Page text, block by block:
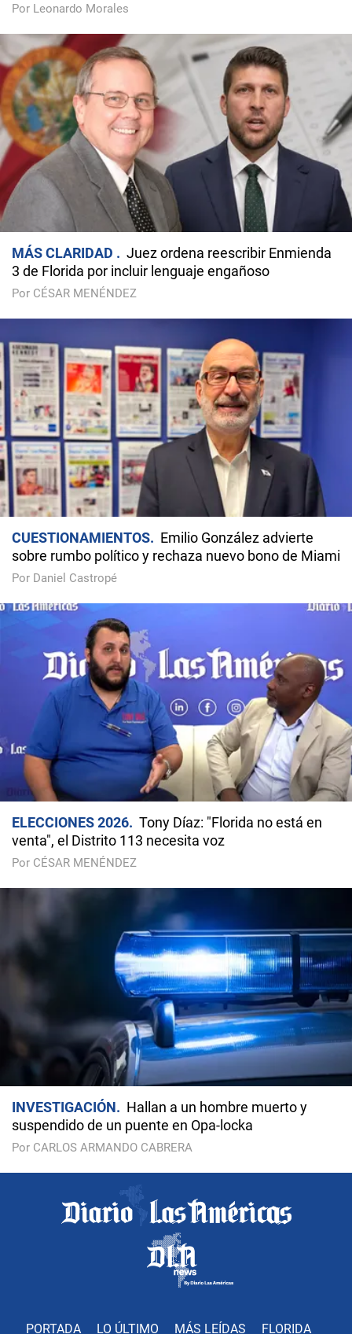
Por Leonardo Morales
MÁS CLARIDAD
Juez ordena reescribir Enmienda
3 de Florida por incluir lenguaje engañoso
Por CÉSAR MENÉNDEZ
CUESTIONAMIENTOS
Emilio González advierte
sobre rumbo político y rechaza nuevo bono de Miami
Por Daniel Castropé
ELECCIONES 2026
Tony Díaz: "Florida no está en
venta", el Distrito 113 necesita voz
Por CÉSAR MENÉNDEZ
INVESTIGACIÓN
Hallan a un hombre muerto y
suspendido de un puente en Opa-locka
Por CARLOS ARMANDO CABRERA
PORTADA LO ÚLTIMO MÁS LEÍDAS FLORIDA